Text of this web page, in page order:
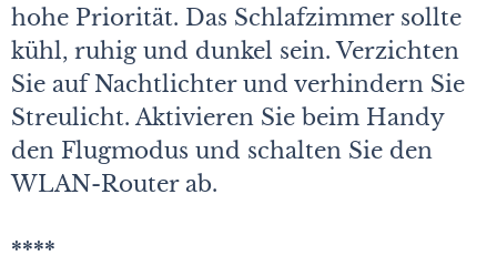
hohe Priorität. Das Schlafzimmer sollte
kühl, ruhig und dunkel sein. Verzichten
Sie auf Nachtlichter und verhindern Sie
Streulicht. Aktivieren Sie beim Handy
den Flugmodus und schalten Sie den
WLAN-Router ab.
****